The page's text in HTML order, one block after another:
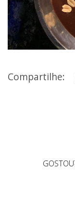
Compartilhe: